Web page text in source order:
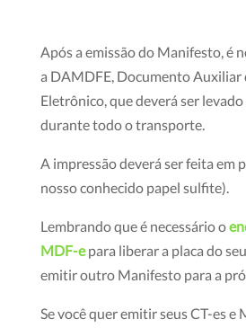
Após a emissão do Manifesto, é
a DAMDFE, Documento
Eletrônico, que deverá ser
durante todo o transporte.
A impressão deverá ser feita em
nosso conhecido papel sulfite).
Lembrando que é necessário o
MDF-epara liberar a placa do
emitir outro Manifesto para a
Se você quer emitir seus CT-es e